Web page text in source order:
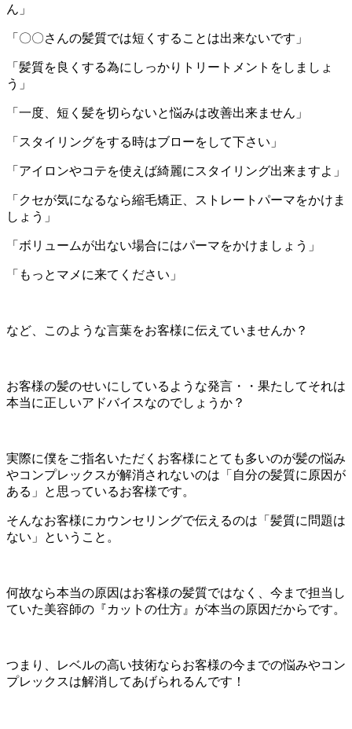
ん」
「〇〇さんの髪質では短くすることは出来ないです」
「髪質を良くする為にしっかりトリートメントをしましょ
う」
「一度、短く髪を切らないと悩みは改善出来ません」
「スタイリングをする時はブローをして下さい」
「アイロンやコテを使えば綺麗にスタイリング出来ますよ」
「クセが気になるなら縮毛矯正、ストレートパーマをかけま
しょう」
「ボリュームが出ない場合にはパーマをかけましょう」
「もっとマメに来てください」
など、このような言葉をお客様に伝えていませんか？
お客様の髪のせいにしているような発言・・果たしてそれは
本当に正しいアドバイスなのでしょうか？
実際に僕をご指名いただくお客様にとても多いのが髪の悩み
やコンプレックスが解消されないのは「自分の髪質に原因が
ある」と思っているお客様です。
そんなお客様にカウンセリングで伝えるのは「髪質に問題は
ない」ということ。
何故なら本当の原因はお客様の髪質ではなく、今まで担当し
ていた美容師の『カットの仕方』が本当の原因だからです。
つまり、レベルの高い技術ならお客様の今までの悩みやコン
プレックスは解消してあげられるんです！